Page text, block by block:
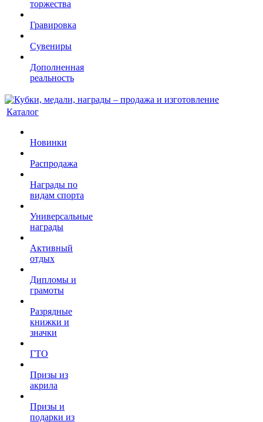
торжества
Гравировка
Сувениры
Дополненная
реальность
Каталог
Новинки
Распродажа
Награды по
видам спорта
Универсальные
награды
Активный
отдых
Дипломы и
грамоты
Разрядные
книжки и
значки
ГТО
Призы из
акрила
Призы и
подарки из